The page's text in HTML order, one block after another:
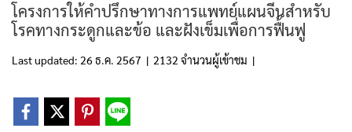
โครงการให้คำปรึกษาทางการแพทย์แผนจีนสำหรับ
โรคทางกระดูกและข้อ และฝังเข็มเพื่อการฟื้นฟู
Last updated: 26 ธ.ค. 2567 | 2132 จำนวนผู้เข้าชม |